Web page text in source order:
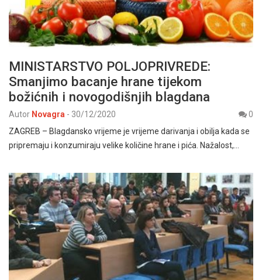
MINISTARSTVO POLJOPRIVREDE:
Smanjimo bacanje hrane tijekom
božićnih i novogodišnjih blagdana
Autor Novagra - 30/12/2020
0
ZAGREB – Blagdansko vrijeme je vrijeme darivanja i obilja kada se
pripremaju i konzumiraju velike količine hrane i pića. Nažalost,…